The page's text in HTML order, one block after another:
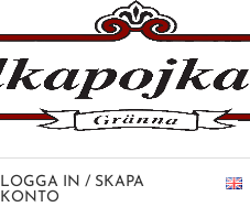
LOGGA IN / SKAPA
KONTO